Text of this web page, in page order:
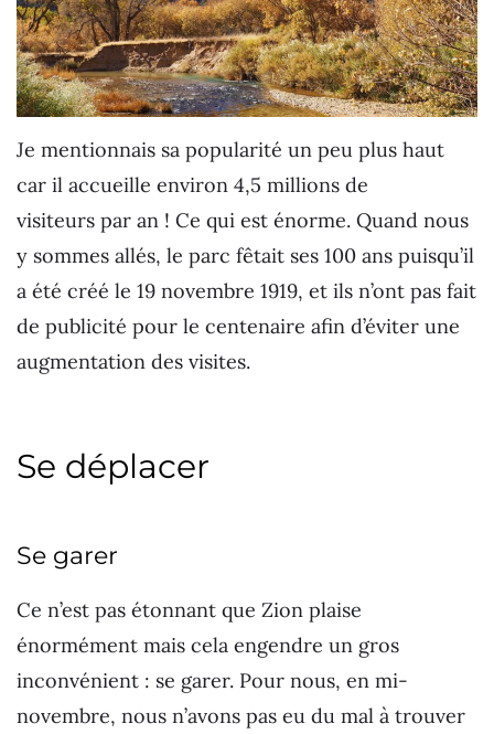
Je mentionnais sa popularité un peu plus haut
car il accueille environ 4,5 millions de
visiteurs par an ! Ce qui est énorme. Quand nous
y sommes allés, le parc fêtait ses 100 ans puisqu’il
a été créé le 19 novembre 1919, et ils n’ont pas fait
de publicité pour le centenaire afin d’éviter une
augmentation des visites.
Se déplacer
Se garer
Ce n’est pas étonnant que Zion plaise
énormément mais cela engendre un gros
inconvénient : se garer. Pour nous, en mi-
novembre, nous n’avons pas eu du mal à trouver